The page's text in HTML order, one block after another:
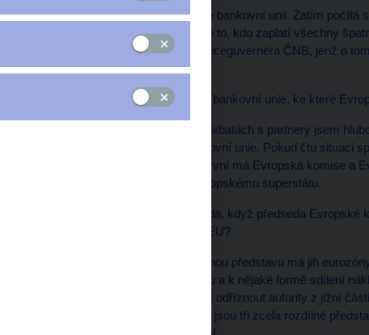
Evropská unie připravuje bankovní unii. Zatím počítá
navzájem. Ve finále jde o to, kdo zaplatí všechny
Největší riziko je podle viceguvernéra ČNB, jenž o
předkládá.
* LN Co bude znamenat bankovní unie, ke které
Zcela vážně, po všech debatách s partnery jsem
představa, co je to bankovní unie. Pokud čtu situaci
naprosto neslučitelné. První má Evropská komise a
zastávku na cestě k evropskému superstátu.
* LN Takže nebyla náhoda, když předseda
výroční zprávě o stavu EU?
Samozřejmě že ne. Druhou představu má jih
svého finančního sektoru a k nějaké formě sdílení
bankovní unii nástroj, jak odříznout autority z jižní
první pohled vidíte, že to jsou tři zcela rozdílné